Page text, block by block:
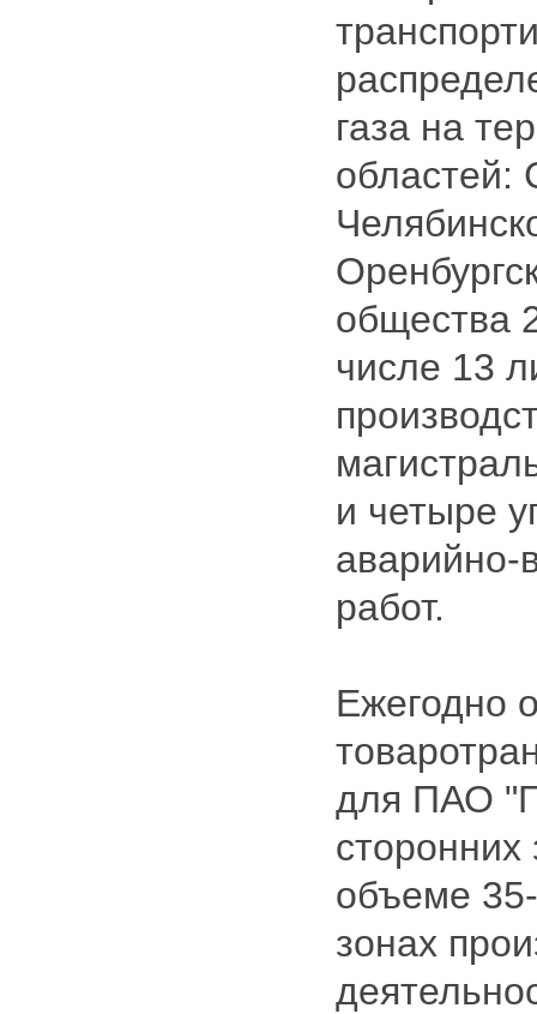
газа на
областей:
общества
числе 13
и четыре
аварийно-
работ.
Ежегодно
для ПАО
сторонних
объеме
зонах